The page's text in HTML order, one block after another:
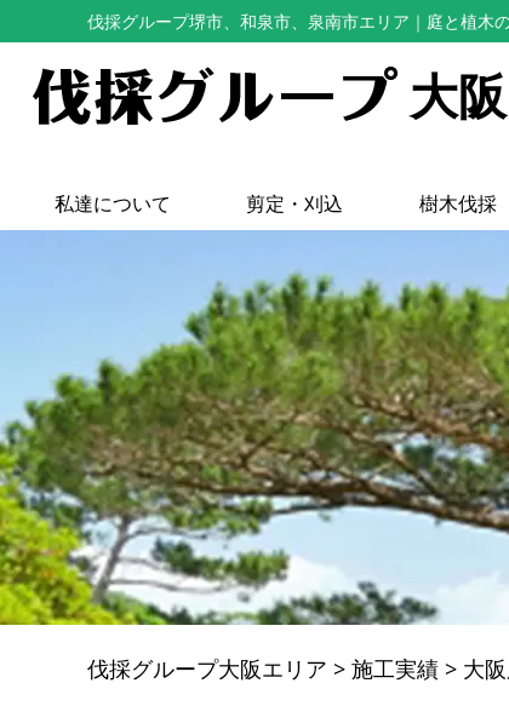
伐採グループ堺市、和泉市、泉南市エリア ｜庭と植木
大阪
私達について 剪定・刈込 樹木伐採
伐採グループ大阪エリア > 施工実績 > 大